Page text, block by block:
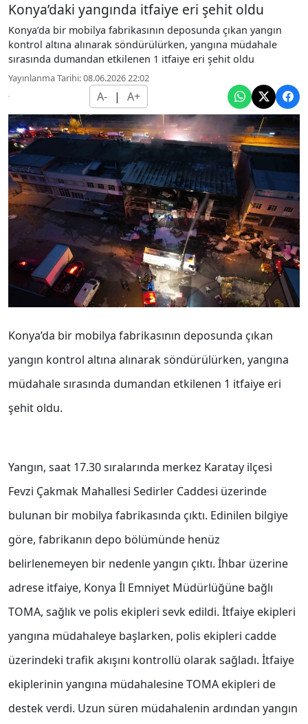
Konya’daki yangında itfaiye eri şehit oldu
Konya’da bir mobilya fabrikasının deposunda çıkan yangın
kontrol altına alınarak söndürülürken, yangına müdahale
sırasında dumandan etkilenen 1 itfaiye eri şehit oldu
Yayınlanma Tarihi: 08.06.2026 22:02
A- | A+
Konya’da bir mobilya fabrikasının deposunda çıkan
yangın kontrol altına alınarak söndürülürken, yangına
müdahale sırasında dumandan etkilenen 1 itfaiye eri
şehit oldu.
Yangın, saat 17.30 sıralarında merkez Karatay ilçesi
Fevzi Çakmak Mahallesi Sedirler Caddesi üzerinde
bulunan bir mobilya fabrikasında çıktı. Edinilen bilgiye
göre, fabrikanın depo bölümünde henüz
belirlenemeyen bir nedenle yangın çıktı. İhbar üzerine
adrese itfaiye, Konya İl Emniyet Müdürlüğüne bağlı
TOMA, sağlık ve polis ekipleri sevk edildi. İtfaiye ekipleri
yangına müdahaleye başlarken, polis ekipleri cadde
üzerindeki trafik akışını kontrollü olarak sağladı. İtfaiye
ekiplerinin yangına müdahalesine TOMA ekipleri de
destek verdi. Uzun süren müdahalenin ardından yangın